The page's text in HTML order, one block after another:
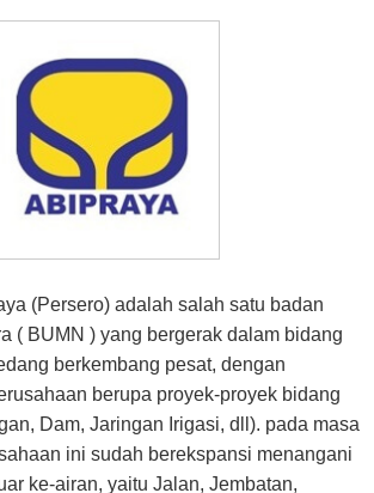
(Persero) adalah salah satu badan
( BUMN ) yang bergerak dalam bidang
berkembang pesat, dengan
berupa proyek-proyek bidang
Dam, Jaringan Irigasi, dll). pada masa
ini sudah berekspansi menangani
ke-airan, yaitu Jalan, Jembatan,